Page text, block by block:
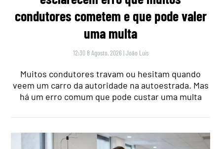
condutores cometem e que pode valer
uma multa
12:30 8 Agosto, 2026 |João Luís
Muitos condutores travam ou hesitam quando
veem um carro da autoridade na autoestrada. Mas
há um erro comum que pode custar uma multa